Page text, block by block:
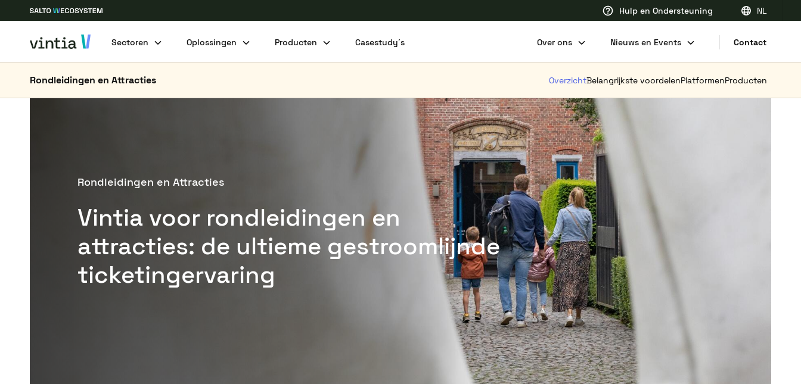
Hulp en Ondersteuning NL
EN
DE
Sectoren Oplossingen Producten Casestudy´s Over ons Nieuws en Events Contact
Rondleidingen en Attracties OverzichtBelangrijkste voordelenPlatformenProducten
Rondleidingen en Attracties
Vintia voor rondleidingen en
attracties: de ultieme gestroomlijnde
ticketingervaring